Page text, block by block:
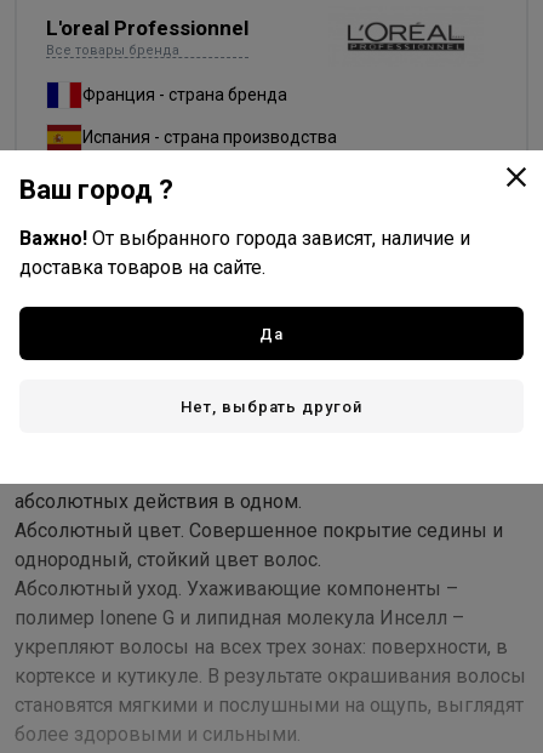
L'oreal Professionnel
Все товары бренда
Франция - страна бренда
Испания - страна производства
Доставка
Стоимость и способы доставки будут доступны при
абсолютных действия в одном.
Абсолютный цвет. Совершенное покрытие седины и
однородный, стойкий цвет волос.
Абсолютный уход. Ухаживающие компоненты –
полимер Ionene G и липидная молекула Инселл –
укрепляют волосы на всех трех зонах: поверхности, в
кортексе и кутикуле. В результате окрашивания волосы
становятся мягкими и послушными на ощупь, выглядят
более здоровыми и сильными.
Ваш город ?
Важно! От выбранного города зависят, наличие и
доставка товаров на сайте.
Да
Нет, выбрать другой